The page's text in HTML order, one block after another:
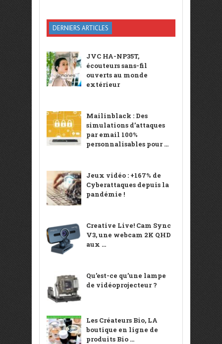
DERNIERS ARTICLES
JVC HA-NP35T,
écouteurs sans-fil
ouverts au monde
extérieur
Mailinblack : Des
simulations d’attaques
par email 100%
personnalisables pour ...
Jeux vidéo : +167% de
Cyberattaques depuis la
pandémie !
Creative Live! Cam Sync
V3, une webcam 2K QHD
aux ...
Qu’est-ce qu’une lampe
de vidéoprojecteur ?
Les Créateurs Bio, LA
boutique en ligne de
produits Bio ...